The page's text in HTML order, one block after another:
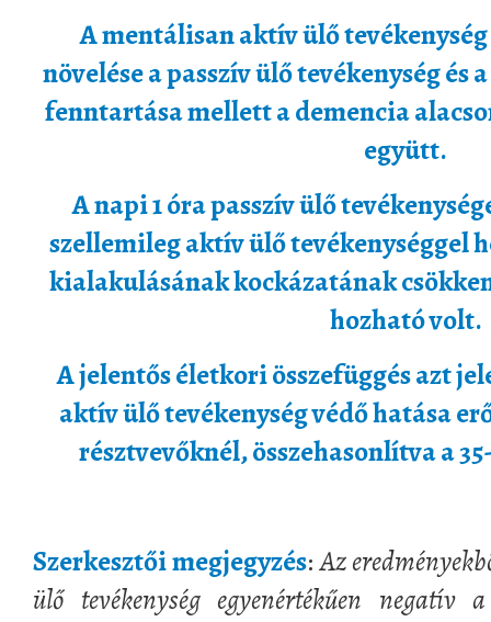
A mentálisan aktív ülő
növelése a passzív ülő tevékenység
fenntartása mellett a demencia
együtt.
A napi 1 óra passzív ülő
szellemileg aktív ülő tevékenységgel
kialakulásának kockázatának
hozható volt.
A jelentős életkori összefüggés azt
aktív ülő tevékenység védő hatása
résztvevőknél, összehasonlítva a
Szerkesztői megjegyzés:Az
ülő tevékenység egyenértékűen negatív